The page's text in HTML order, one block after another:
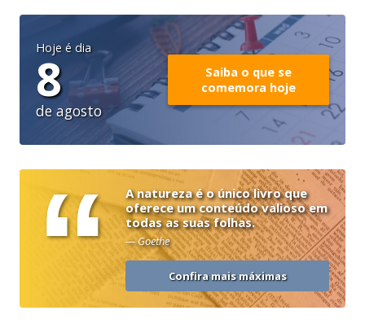
Hoje é dia
8
de agosto
Saiba o que se
comemora hoje
“
A natureza é o único livro que
oferece um conteúdo valioso em
todas as suas folhas.
— Goethe
Confira mais máximas